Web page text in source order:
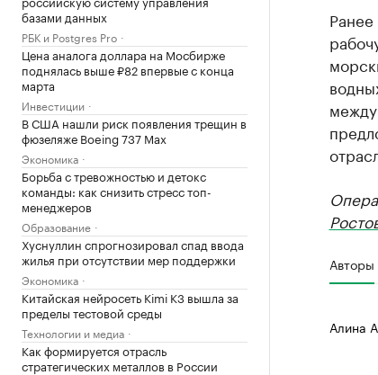
базами данных
РБК и Postgres Pro
Цена аналога доллара на Мосбирже
поднялась выше ₽82 впервые с конца
марта
Инвестиции
В США нашли риск появления трещин в
фюзеляже Boeing 737 Max
Экономика
Борьба с тревожностью и детокс
команды: как снизить стресс топ-
менеджеров
Образование
Хуснуллин спрогнозировал спад ввода
жилья при отсутствии мер поддержки
Экономика
Китайская нейросеть Kimi K3 вышла за
пределы тестовой среды
Технологии и медиа
Как формируется отрасль
стратегических металлов в России
Авторы
Алина